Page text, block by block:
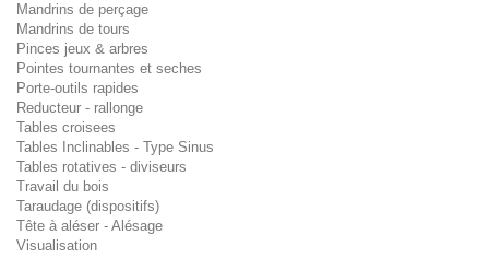
Mandrins de perçage
Mandrins de tours
Pinces jeux & arbres
Pointes tournantes et seches
Porte-outils rapides
Reducteur - rallonge
Tables croisees
Tables Inclinables - Type Sinus
Tables rotatives - diviseurs
Travail du bois
Taraudage (dispositifs)
Tête à aléser - Alésage
Visualisation